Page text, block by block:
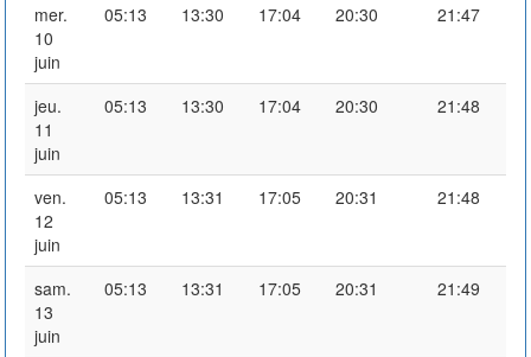
mer.
10
juin
05:13 13:30 17:04 20:30 21:47
jeu.
11
juin
05:13 13:30 17:04 20:30 21:48
ven.
12
juin
05:13 13:31 17:05 20:31 21:48
sam.
13
juin
05:13 13:31 17:05 20:31 21:49